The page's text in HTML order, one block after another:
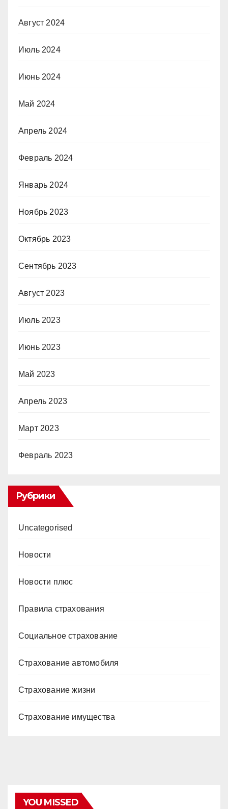
Август 2024
Июль 2024
Июнь 2024
Май 2024
Апрель 2024
Февраль 2024
Январь 2024
Ноябрь 2023
Октябрь 2023
Сентябрь 2023
Август 2023
Июль 2023
Июнь 2023
Май 2023
Апрель 2023
Март 2023
Февраль 2023
Рубрики
Uncategorised
Новости
Новости плюс
Правила страхования
Социальное страхование
Страхование автомобиля
Страхование жизни
Страхование имущества
YOU MISSED